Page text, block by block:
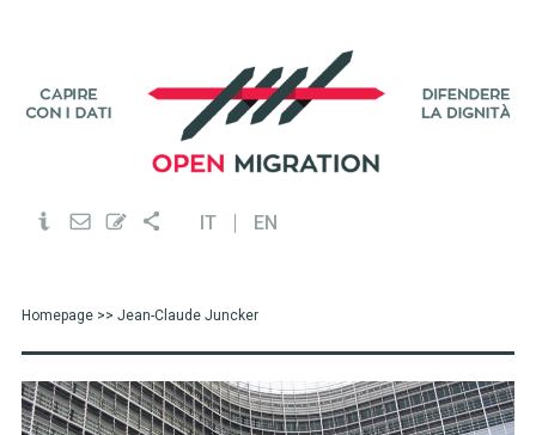
IT EN
Homepage>> Jean-Claude Juncker